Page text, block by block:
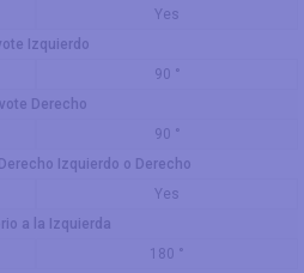
Yes
Izquierdo
90 °
Derecho
90 °
Izquierdo o Derecho
Yes
a la Izquierda
180 °